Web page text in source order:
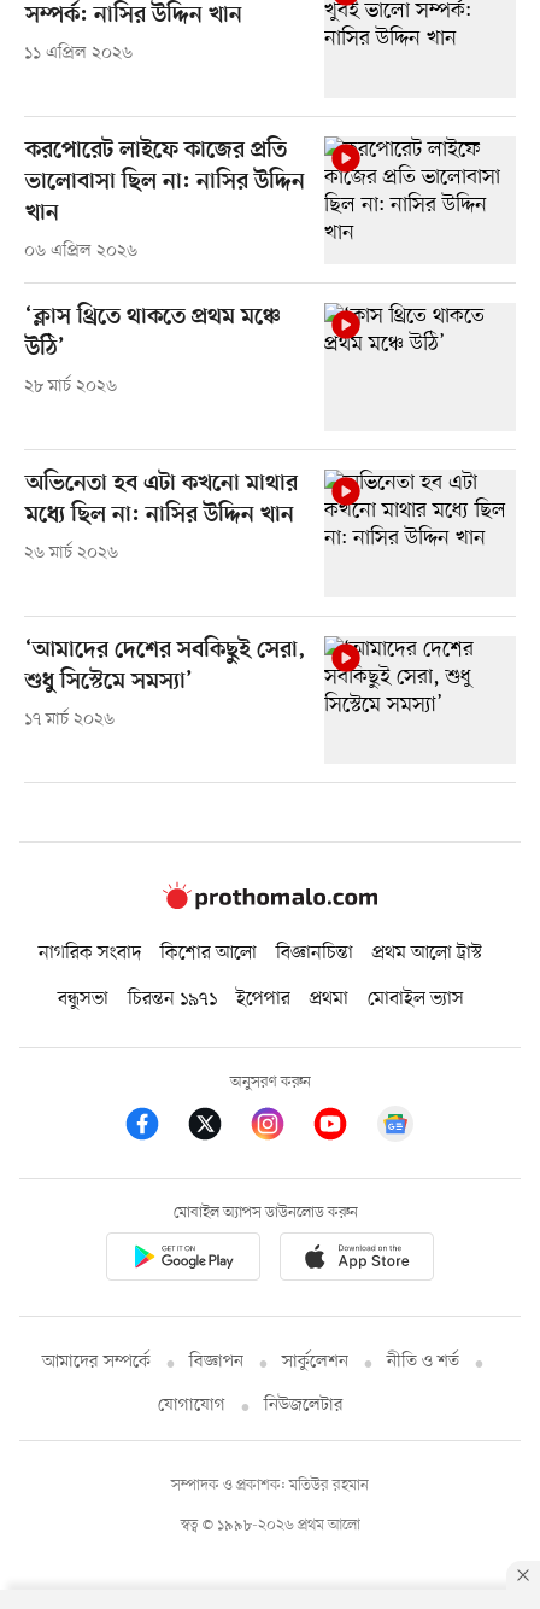
সম্পর্ক: নাসির উদ্দিন খান
১১ এপ্রিল ২০২৬
করপোরেট লাইফে কাজের প্রতি
ভালোবাসা ছিল না: নাসির উদ্দিন
খান
০৬ এপ্রিল ২০২৬
‘ক্লাস থ্রিতে থাকতে প্রথম মঞ্চে
উঠি’
২৮ মার্চ ২০২৬
অভিনেতা হব এটা কখনো মাথার
মধ্যে ছিল না: নাসির উদ্দিন খান
২৬ মার্চ ২০২৬
‘আমাদের দেশের সবকিছুই সেরা,
শুধু সিস্টেমে সমস্যা’
১৭ মার্চ ২০২৬
নাগরিক সংবাদ কিশোর আলো বিজ্ঞানচিন্তা
প্রথম আলো ট্রাস্ট
বন্ধুসভা
চিরন্তন ১৯৭১ ইপেপার প্রথমা মোবাইল ভ্যাস
অনুসরণ করুন
মোবাইল অ্যাপস ডাউনলোড করুন
আমাদের সম্পর্কে বিজ্ঞাপন সার্কুলেশন
নীতি ও শর্ত
যোগাযোগ
নিউজলেটার
স্বত্ব © ১৯৯৮-২০২৬ প্রথম আলো
সম্পাদক ও প্রকাশক: মতিউর রহমান